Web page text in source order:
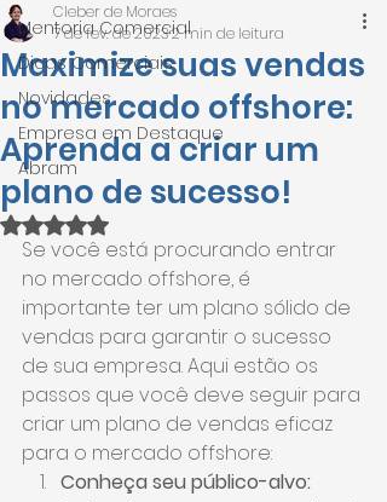
Mentoria Comercial
Dicas Comerciais
Novidades
Empresa em Destaque
Abram
Maximize suas vendas
no mercado offshore:
Aprenda a criar um
plano de sucesso!
Cleber de Moraes
7 de fev. de 20232 min de leitura
Avaliado com NaN de 5 estrelas.
Se você está procurando entrar
no mercado offshore, é
importante ter um plano sólido de
vendas para garantir o sucesso
de sua empresa. Aqui estão os
passos que você deve seguir para
criar um plano de vendas eficaz
para o mercado offshore:
Conheça seu público-alvo: